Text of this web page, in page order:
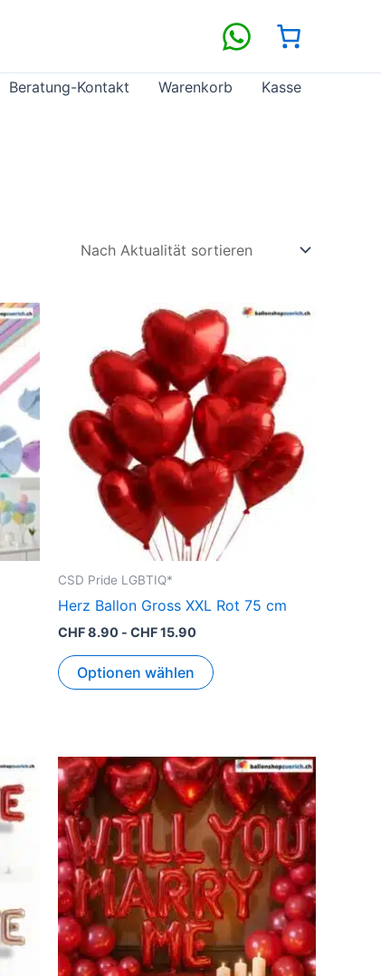
Beratung-Kontakt Warenkorb Kasse
CSD Pride LGBTIQ*
Herz Ballon Gross XXL Rot 75 cm
CHF8.90 - CHF15.90
Optionen wählen